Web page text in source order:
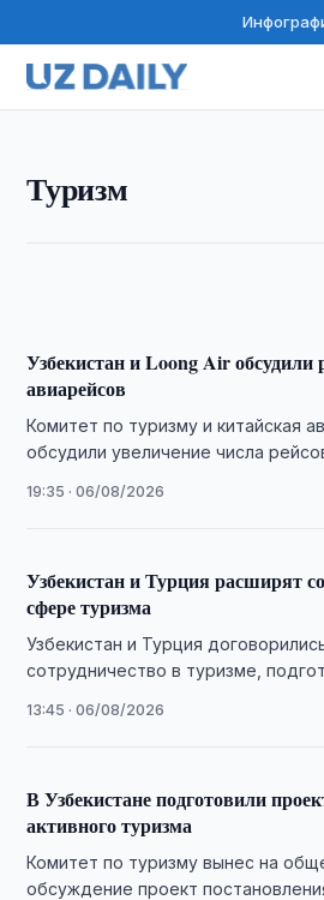
Туризм
Узбекистан признан лидером
в Центральной Азии по версии
Узбекистан и Loong Air обсудили
авиарейсов
Комитет по туризму и китайская
обсудили увеличение числа
19:35 · 06/08/2026
Узбекистан и Турция расширят
сфере туризма
Узбекистан и Турция
сотрудничество в туризме,
туристических инициатив.
13:45 · 06/08/2026
В Узбекистане подготовили
активного туризма
Комитет по туризму вынес на
обсуждение проект